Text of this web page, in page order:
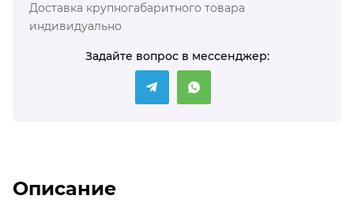
Доставка крупногабаритного товара
индивидуально
Задайте вопрос в мессенджер:
Описание